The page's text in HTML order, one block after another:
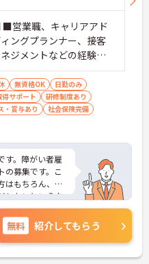
営業職、キャリアアド
ングプランナー、接客
ジメントなどの経験の
援経験をお持ちの方
マネジャー、精神保健
など）歓迎します！
無資格OK
日勤のみ
サポート
研修制度あり
・賞与あり
社会保険完備
す。障がい者雇
の募集です。こ
はもちろん、未
したいという方
ので、働きな
きます。
♪プライベート
。
無料 紹介してもらう